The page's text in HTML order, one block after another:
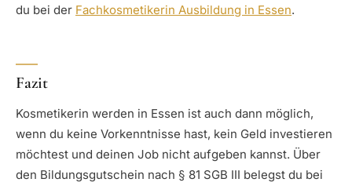
du bei der Fachkosmetikerin Ausbildung in Essen.
Fazit
Kosmetikerin werden in Essen ist auch dann möglich,
wenn du keine Vorkenntnisse hast, kein Geld investieren
möchtest und deinen Job nicht aufgeben kannst. Über
den Bildungsgutschein nach § 81 SGB III belegst du bei